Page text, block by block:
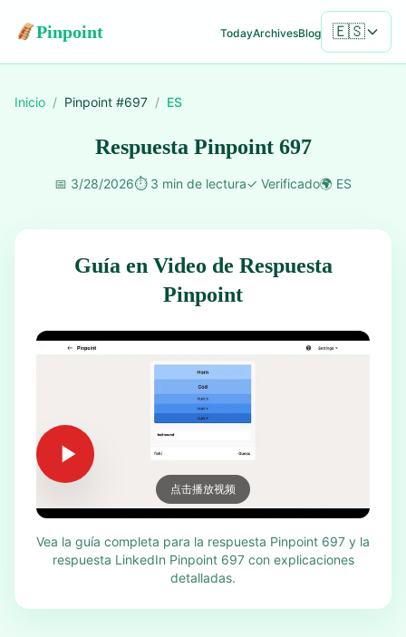
Pinpoint TodayArchivesBlog 🇪🇸
Inicio / Pinpoint #697 / ES
Respuesta Pinpoint 697
📅 3/28/2026⏱️ 3 min de lectura✓ Verificado🌍 ES
Guía en Video de Respuesta
Pinpoint
点击播放视频
Vea la guía completa para la respuesta Pinpoint 697 y la
respuesta LinkedIn Pinpoint 697 con explicaciones
detalladas.